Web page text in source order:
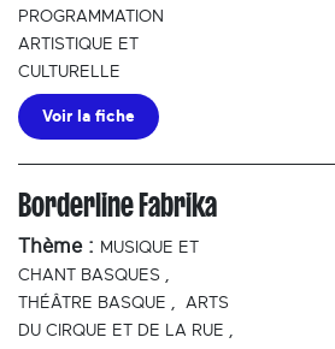
PROGRAMMATION
ARTISTIQUE ET
CULTURELLE
Voir la fiche
Borderline Fabrika
Thème : MUSIQUE ET
CHANT BASQUES ,
THÉÂTRE BASQUE , ARTS
DU CIRQUE ET DE LA RUE ,